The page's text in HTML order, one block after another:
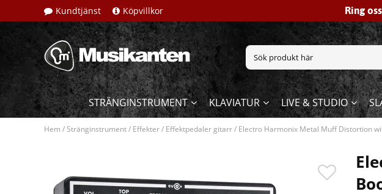
Kundtjänst Köpvillkor Ring
STRÄNGINSTRUMENT KLAVIATUR LIVE & STUDIO
Hem /Stränginstrument/ Effekter/ Effektpedaler gitarr/ Electro Harmonix Metal Muff Distortion